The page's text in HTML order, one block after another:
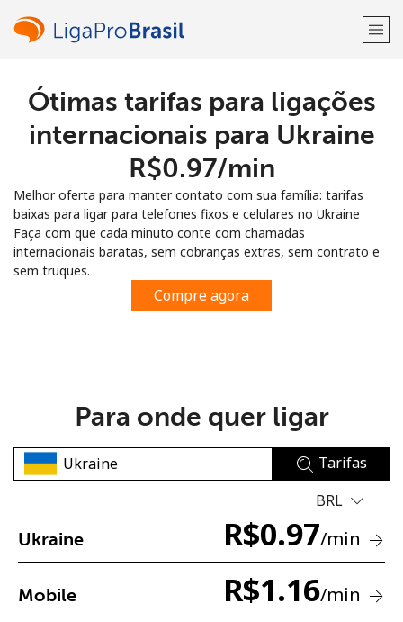
Bem-vindo(a)!
Já tem uma conta?
Entrar com
ou
Sem senha criada
Uma letra maiúscula e minúscula
Ótimas tarifas para ligações
internacionais para Ukraine
⁦R$0.97⁩/min
Melhor oferta para manter contato com sua família: tarifas
baixas para ligar para telefones fixos e celulares no Ukraine
Faça com que cada minuto conte com chamadas
internacionais baratas, sem cobranças extras, sem contrato e
sem truques.
Compre agora
Para onde quer ligar
Tarifas
BRL
Ukraine R$0.97/min
Mobile R$1.16/min